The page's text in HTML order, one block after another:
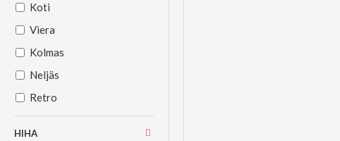
Koti
Viera
Kolmas
Neljäs
Retro
HIHA